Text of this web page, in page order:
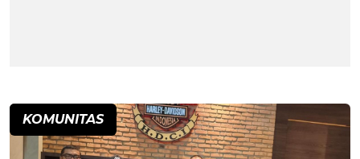
KOMUNITAS